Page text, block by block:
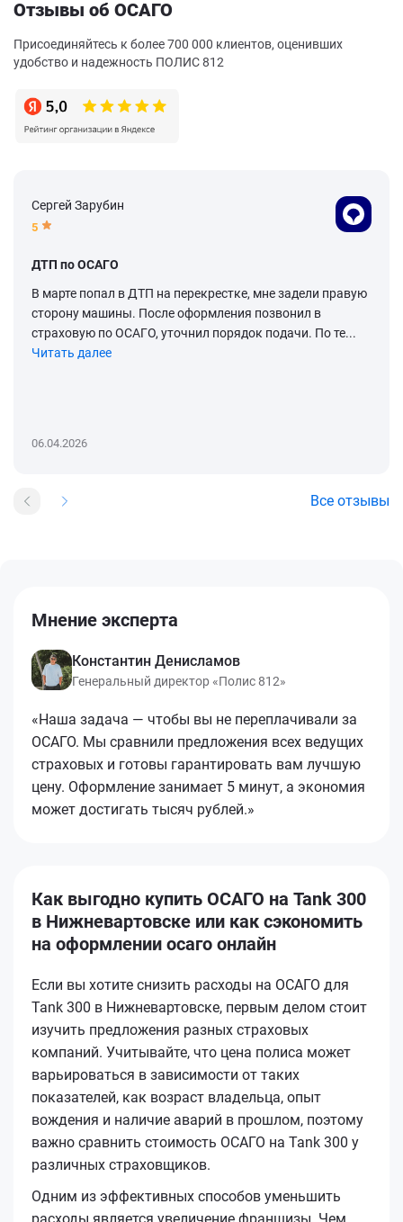
Отзывы об ОСАГО
Присоединяйтесь к более 700 000 клиентов, оценивших
удобство и надежность ПОЛИС 812
Сергей Зарубин
5
ДТП по ОСАГО
В марте попал в ДТП на перекрестке, мне задели правую
сторону машины. После оформления позвонил в
страховую по ОСАГО, уточнил порядок подачи. По те...
Читать далее
06.04.2026
Все отзывы
Мнение эксперта
Константин Денисламов
Генеральный директор «Полис 812»
«Наша задача — чтобы вы не переплачивали за
ОСАГО. Мы сравнили предложения всех ведущих
страховых и готовы гарантировать вам лучшую
цену. Оформление занимает 5 минут, а экономия
может достигать тысяч рублей.»
Как выгодно купить ОСАГО на Tank 300
в Нижневартовске или как сэкономить
на оформлении осаго онлайн
Если вы хотите снизить расходы на ОСАГО для
Tank 300 в Нижневартовске, первым делом стоит
изучить предложения разных страховых
компаний. Учитывайте, что цена полиса может
варьироваться в зависимости от таких
показателей, как возраст владельца, опыт
вождения и наличие аварий в прошлом, поэтому
важно сравнить стоимость ОСАГО на Tank 300 у
различных страховщиков.
Одним из эффективных способов уменьшить